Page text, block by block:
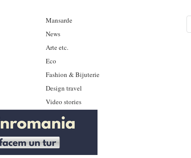
Mansarde
News
Arte etc.
Eco
Fashion & Bijuterie
Design travel
Video stories